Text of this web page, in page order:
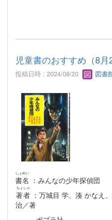
児童書のおすすめ（8月
投稿日時 : 2024/08/20 図書
書名
しょめい
：みんなの少年探偵団
著者
ちょしゃ
：万城目 学、湊 かなえ
治／著